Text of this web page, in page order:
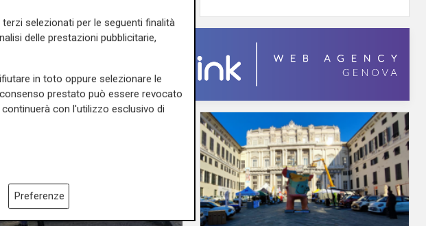
selezionati per le seguenti finalità
delle prestazioni pubblicitarie,
in toto oppure selezionare le
prestato può essere revocato
con l'utilizzo esclusivo di
Preferenze